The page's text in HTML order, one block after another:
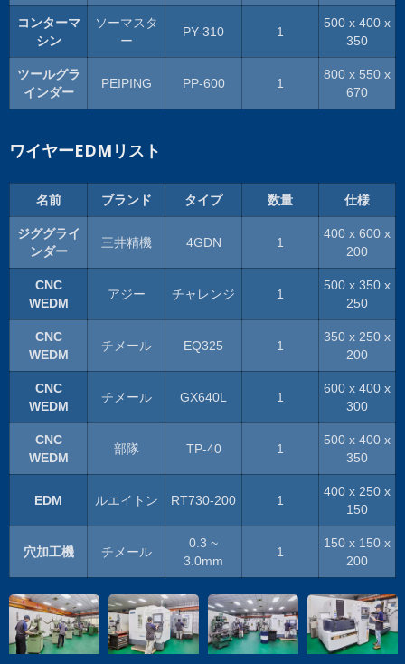
コンターマ
シン
ソーマスタ
ー
PY-310 1
500 x 400 x
350
ツールグラ
インダー
PEIPING PP-600 1
800 x 550 x
670
ワイヤーEDMリスト
名前 ブランド タイプ 数量 仕様
ジググライ
ンダー
三井精機 4GDN 1
400 x 600 x
200
CNC
WEDM
アジー チャレンジ 1
500 x 350 x
250
CNC
WEDM
チメール EQ325 1
350 x 250 x
200
CNC
WEDM
チメール GX640L 1
600 x 400 x
300
CNC
WEDM
部隊 TP-40 1
500 x 400 x
350
EDM ルエイトン RT730-200 1
400 x 250 x
150
穴加工機 チメール
0.3 ~
3.0mm
1
150 x 150 x
200